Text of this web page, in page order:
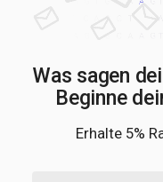
Was sagen
Beginne
Erhalte 5%